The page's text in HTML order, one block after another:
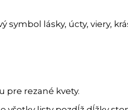
lásky, úcty, viery,
pre rezané kvety.